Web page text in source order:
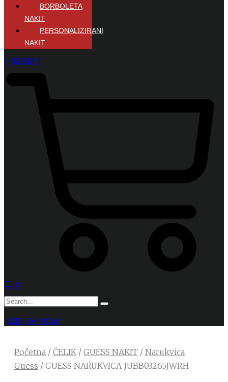
BORBOLETA
NAKIT
PERSONALIZIRANI
NAKIT
0,00 KM 0
Cart
0,00 KM 0 Cart
Početna / ČELIK / GUESS NAKIT / Narukvica
Guess / GUESS NARUKVICA JUBB03265JWRH